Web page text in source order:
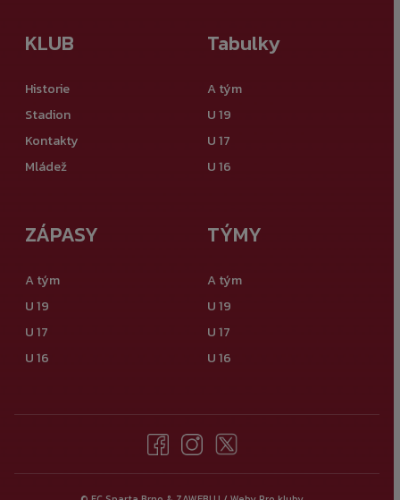
KLUB
Historie
Stadion
Kontakty
Mládež
Tabulky
A tým
U 19
U 17
U 16
ZÁPASY
A tým
U 19
U 17
U 16
TÝMY
A tým
U 19
U 17
U 16